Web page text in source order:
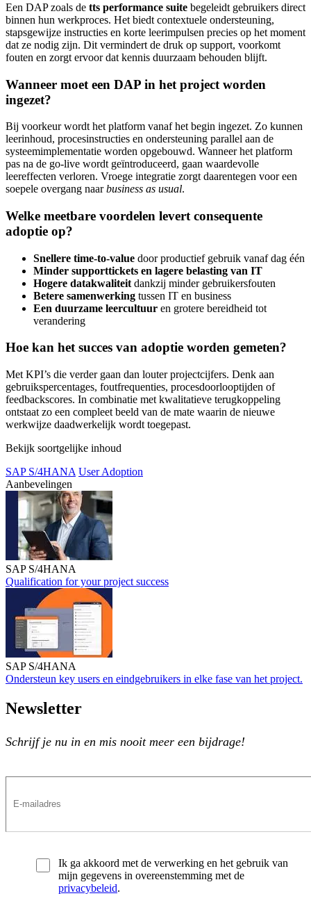
Een DAP zoals de tts performance suite begeleidt gebruikers direct
binnen hun werkproces. Het biedt contextuele ondersteuning,
stapsgewijze instructies en korte leerimpulsen precies op het moment
dat ze nodig zijn. Dit vermindert de druk op support, voorkomt
fouten en zorgt ervoor dat kennis duurzaam behouden blijft.
Wanneer moet een DAP in het project worden
ingezet?
Bij voorkeur wordt het platform vanaf het begin ingezet. Zo kunnen
leerinhoud, procesinstructies en ondersteuning parallel aan de
systeemimplementatie worden opgebouwd. Wanneer het platform
pas na de go-live wordt geïntroduceerd, gaan waardevolle
leereffecten verloren. Vroege integratie zorgt daarentegen voor een
soepele overgang naarbusiness as usual.
Welke meetbare voordelen levert consequente
adoptie op?
Snellere time-to-value door productief gebruik vanaf dag één
Minder supporttickets en lagere belasting van IT
Hogere datakwaliteit dankzij minder gebruikersfouten
Betere samenwerking tussen IT en business
Een duurzame leercultuur en grotere bereidheid tot
verandering
Hoe kan het succes van adoptie worden gemeten?
Met KPI’s die verder gaan dan louter projectcijfers. Denk aan
gebruikspercentages, foutfrequenties, procesdoorlooptijden of
feedbackscores. In combinatie met kwalitatieve terugkoppeling
ontstaat zo een compleet beeld van de mate waarin de nieuwe
werkwijze daadwerkelijk wordt toegepast.
Bekijk soortgelijke inhoud
SAP S/4HANA User Adoption
Aanbevelingen
SAP S/4HANA
Qualification for your project success
Qualification for your project success
SAP S/4HANA
Ondersteun key users en eindgebruikers in elke fase van het project.
Newsletter
Schrijf je nu in en mis nooit meer een bijdrage!
Ik ga akkoord met de verwerking en het gebruik van
mijn gegevens in overeenstemming met de
privacybeleid.